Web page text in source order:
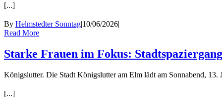
[...]
By Helmstedter Sonntag|10/06/2026|
Read More
Starke Frauen im Fokus:
Königslutter. Die Stadt Königslutter am Elm lädt am Sonnabend,
[...]